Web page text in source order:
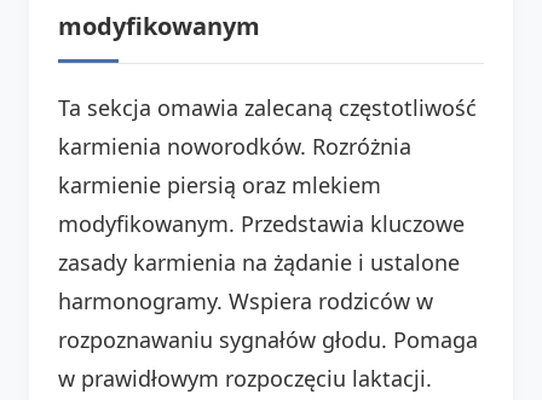
modyfikowanym
Ta sekcja omawia zalecaną częstotliwość
karmienia noworodków. Rozróżnia
karmienie piersią oraz mlekiem
modyfikowanym. Przedstawia kluczowe
zasady karmienia na żądanie i ustalone
harmonogramy. Wspiera rodziców w
rozpoznawaniu sygnałów głodu. Pomaga
w prawidłowym rozpoczęciu laktacji.